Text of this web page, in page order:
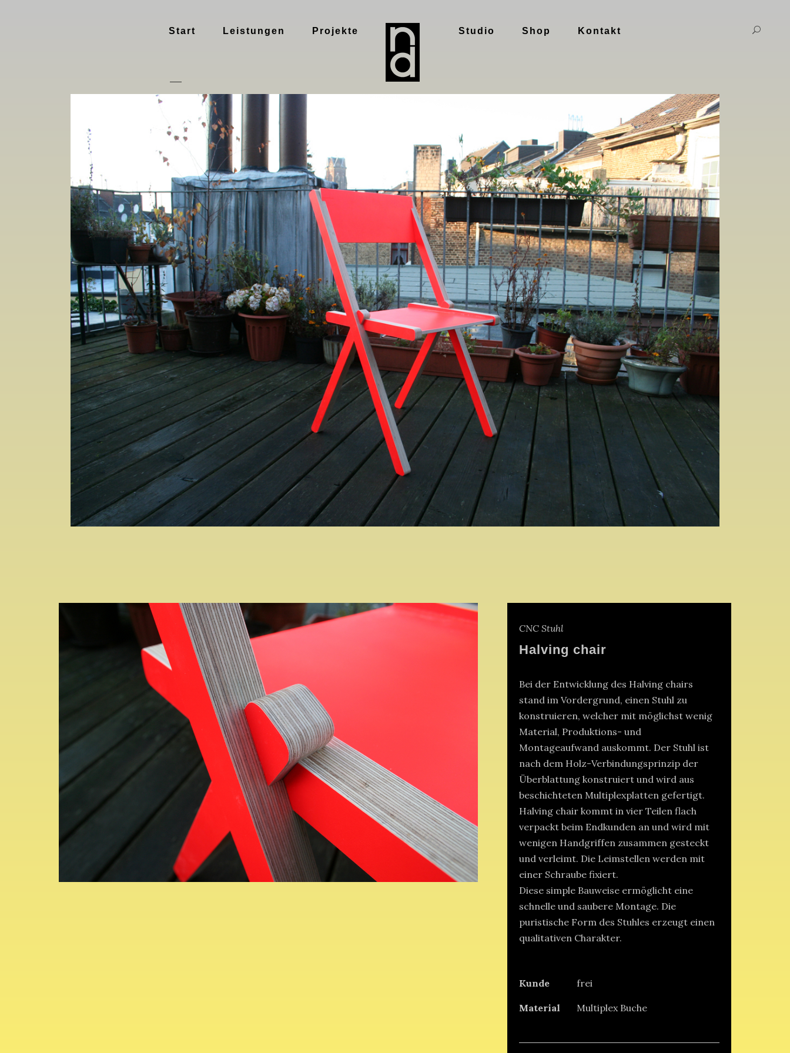
Start Leistungen Projekte Studio Shop Kontakt
CNC Stuhl
Halving chair
Bei der Entwicklung des Halving chairs
stand im Vordergrund, einen Stuhl zu
konstruieren, welcher mit möglichst wenig
Material, Produktions- und
Montageaufwand auskommt. Der Stuhl ist
nach dem Holz-Verbindungsprinzip der
Überblattung konstruiert und wird aus
beschichteten Multiplexplatten gefertigt.
Halving chair kommt in vier Teilen flach
verpackt beim Endkunden an und wird mit
wenigen Handgriffen zusammen gesteckt
und verleimt. Die Leimstellen werden mit
einer Schraube fixiert.
Diese simple Bauweise ermöglicht eine
schnelle und saubere Montage. Die
puristische Form des Stuhles erzeugt einen
qualitativen Charakter.
Kunde frei
Material Multiplex Buche